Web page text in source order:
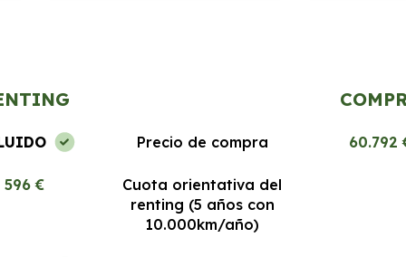
Precio de compra 60.792
596 €
Cuota orientativa del
renting (5 años con
10.000km/año)